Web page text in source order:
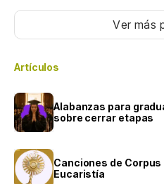
Ver más
Artículos
Alabanzas para
sobre cerrar etapas
Canciones de
Eucaristía